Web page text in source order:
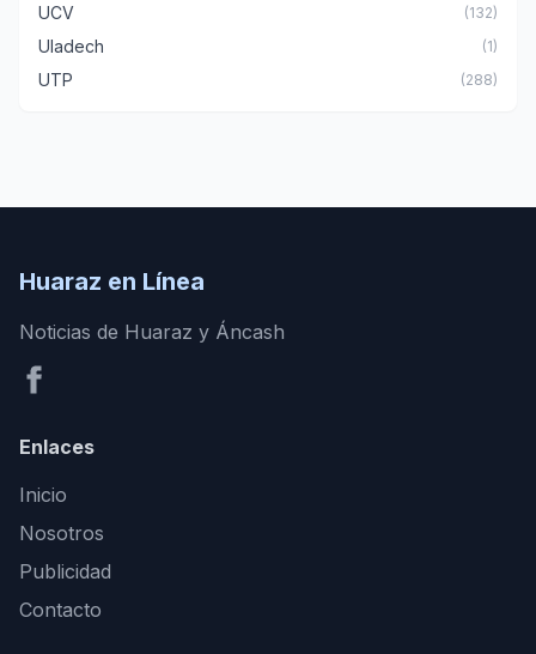
UCV (132)
Uladech (1)
UTP (288)
Huaraz en Línea
Noticias de Huaraz y Áncash
Enlaces
Inicio
Nosotros
Publicidad
Contacto